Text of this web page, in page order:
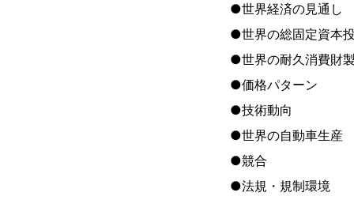
●世界経済の見通し
●世界の総固定資本
●世界の耐久消費財
●価格パターン
●技術動向
●世界の自動車生産
●競合
●法規・規制環境